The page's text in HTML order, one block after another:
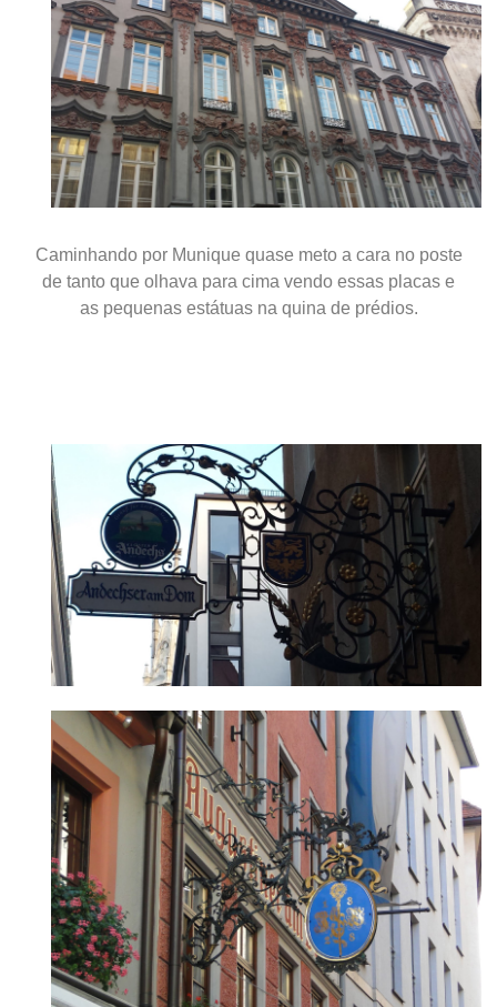
Caminhando por Munique quase meto a cara no poste
de tanto que olhava para cima vendo essas placas e
as pequenas estátuas na quina de prédios.